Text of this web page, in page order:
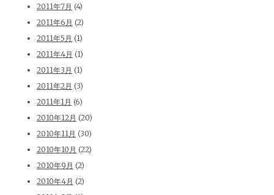
2011年7月 (4)
2011年6月 (2)
2011年5月 (1)
2011年4月 (1)
2011年3月 (1)
2011年2月 (3)
2011年1月 (6)
2010年12月 (20)
2010年11月 (30)
2010年10月 (22)
2010年9月 (2)
2010年4月 (2)